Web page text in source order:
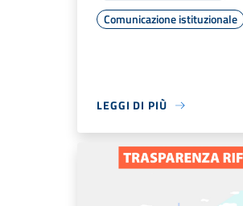
Comunicazione istituzionale
LEGGI DI PIÙ